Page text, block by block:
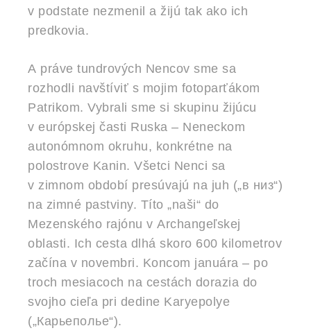
v podstate nezmenil a žijú tak ako ich
predkovia.
A práve tundrových Nencov sme sa
rozhodli navštíviť s mojim fotoparťákom
Patrikom. Vybrali sme si skupinu žijúcu
v európskej časti Ruska – Neneckom
autonómnom okruhu, konkrétne na
polostrove Kanin. Všetci Nenci sa
v zimnom období presúvajú na juh („в низ“)
na zimné pastviny. Títo „naši“ do
Mezenského rajónu v Archangeľskej
oblasti. Ich cesta dlhá skoro 600 kilometrov
začína v novembri. Koncom januára – po
troch mesiacoch na cestách dorazia do
svojho cieľa pri dedine Karyepolye
(„Карьеполье“).